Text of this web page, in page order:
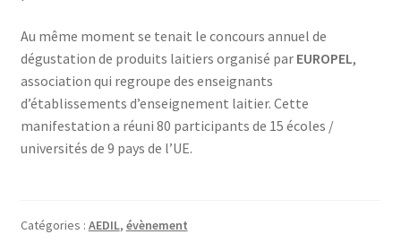
Au même moment se tenait le concours annuel de
dégustation de produits laitiers organisé par EUROPEL,
association qui regroupe des enseignants
d’établissements d’enseignement laitier. Cette
manifestation a réuni 80 participants de 15 écoles /
universités de 9 pays de l’UE.
Catégories : AEDIL, évènement